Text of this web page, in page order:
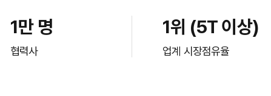
1만 명
협력사
1위 (5T 이상)
업계 시장점유율